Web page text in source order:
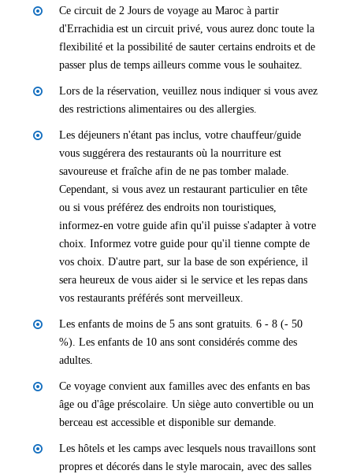
Ce circuit de 2 Jours de voyage au Maroc à partir
d'Errachidia est un circuit privé, vous aurez donc toute la
flexibilité et la possibilité de sauter certains endroits et de
passer plus de temps ailleurs comme vous le souhaitez.
Lors de la réservation, veuillez nous indiquer si vous avez
des restrictions alimentaires ou des allergies.
Les déjeuners n'étant pas inclus, votre chauffeur/guide
vous suggérera des restaurants où la nourriture est
savoureuse et fraîche afin de ne pas tomber malade.
Cependant, si vous avez un restaurant particulier en tête
ou si vous préférez des endroits non touristiques,
informez-en votre guide afin qu'il puisse s'adapter à votre
choix. Informez votre guide pour qu'il tienne compte de
vos choix. D'autre part, sur la base de son expérience, il
sera heureux de vous aider si le service et les repas dans
vos restaurants préférés sont merveilleux.
Les enfants de moins de 5 ans sont gratuits. 6 - 8 (- 50
%). Les enfants de 10 ans sont considérés comme des
adultes.
Ce voyage convient aux familles avec des enfants en bas
âge ou d'âge préscolaire. Un siège auto convertible ou un
berceau est accessible et disponible sur demande.
Les hôtels et les camps avec lesquels nous travaillons sont
propres et décorés dans le style marocain, avec des salles